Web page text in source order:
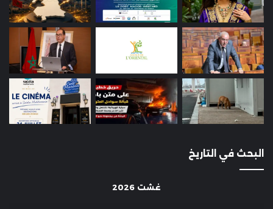
البحث في التاريخ
غشت 2026